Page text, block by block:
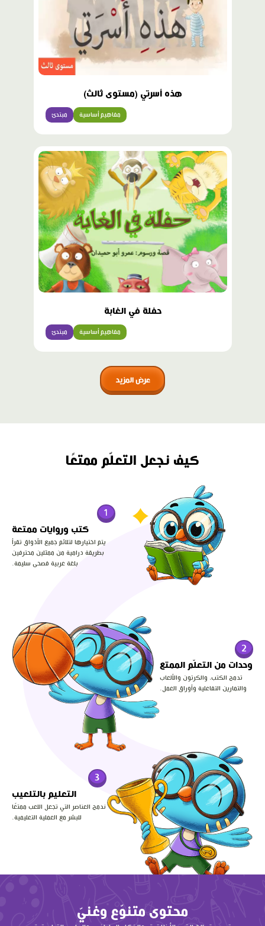
هذه أسرتي (مستوى ثالث)
مبتدئ مفاهيم أساسية
حفلة في الغابة
مبتدئ مفاهيم أساسية
عرض المزيد
كيف نجعل التعلّم ممتعًا
1
كتب وروايات ممتعة
يتم اختيارها لتلائم جميع الأذواق تقرأ
بطريقة درامية من ممثلين محترفين
بلغة عربية فصحى سليمة.
2
وحدات من التعلّم الممتع
تدمج الكتب، والكرتون والألعاب
والتمارين التفاعلية وأوراق العمل.
3
التعليم بالتلعيب
ندمج العناصر التي تجعل اللعب ممتعًا
للبشر مع العملية التعليمية.
محتوى متنوّع وغنيّ